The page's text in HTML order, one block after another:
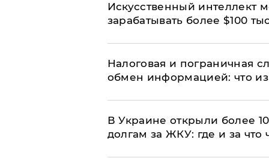
Искусственный интеллект
зарабатывать более $100
Налоговая и пограничная
обмен информацией: что
В Украине открыли более
долгам за ЖКУ: где и за что